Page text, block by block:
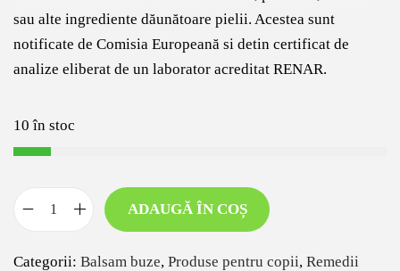
sau alte ingrediente dăunătoare pielii. Acestea sunt
notificate de Comisia Europeană si detin certificat de
analize eliberat de un laborator acreditat RENAR.
10 în stoc
ADAUGĂ ÎN COȘ
Categorii: Balsam buze, Produse pentru copii, Remedii